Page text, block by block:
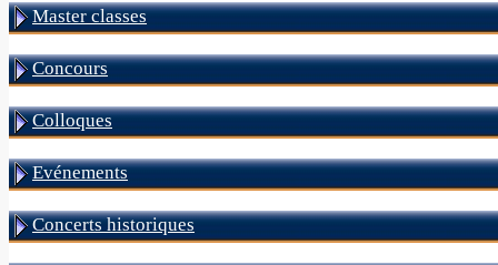
Master classes
Concours
Colloques
Evénements
Concerts historiques